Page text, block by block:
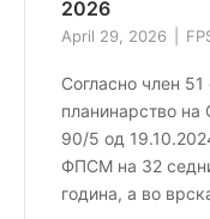
2026
April 29, 2026
Согласно член 51
планинарство
90/5 од
ФПСМ на 32
година, а во